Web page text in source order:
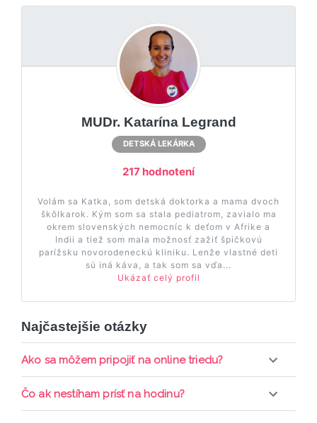
MUDr. Katarína Legrand
DETSKÁ LEKÁRKA
217 hodnotení
Volám sa Katka, som detská doktorka a mama dvoch
škôlkarok. Kým som sa stala pediatrom, zavialo ma
okrem slovenských nemocníc k deťom v Afrike a
Indii a tiež som mala možnosť zažiť špičkovú
parížsku novorodeneckú kliniku. Lenže vlastné deti
sú iná káva, a tak som sa vďa...
Ukázať celý profil
Najčastejšie otázky
Ako sa môžem pripojiť na online triedu?
Pripojenie do online triedy prebieha priamo cez
Čo ak nestíham prísť na hodinu?